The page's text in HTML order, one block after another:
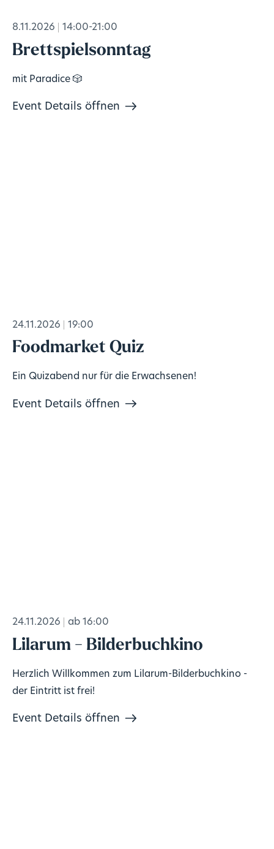
8.11.2026 14:00-21:00
Brettspielsonntag
mit Paradice 🎲
Event Details öffnen
24.11.2026 19:00
Foodmarket Quiz
Ein Quizabend nur für die Erwachsenen!
Event Details öffnen
24.11.2026 ab 16:00
Lilarum - Bilderbuchkino
Herzlich Willkommen zum Lilarum-Bilderbuchkino -
der Eintritt ist frei!
Event Details öffnen